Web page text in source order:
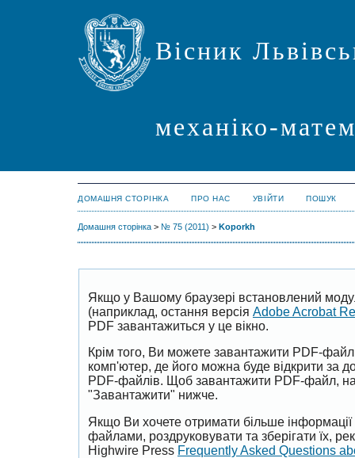
Вісник
механіко-
ДОМАШНЯ СТОРІНКА ПРО НАС УВІЙТИ ПОШУК
Домашня сторінка > № 75 (2011) > Koporkh
Якщо у Вашому браузері встановлений
(наприклад, остання версія Adobe Acrobat
PDF завантажиться у це вікно.
Крім того, Ви можете завантажити PDF-
комп'ютер, де його можна буде відкрити за
PDF-файлів. Щоб завантажити PDF-файл,
"Завантажити" нижче.
Якщо Ви хочете отримати більше
файлами, роздруковувати та зберігати їх,
Highwire Press Frequently Asked Questions